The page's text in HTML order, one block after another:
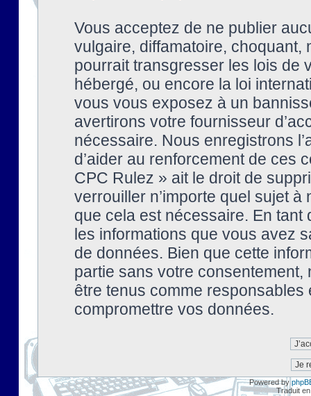
Vous acceptez de ne publier
vulgaire, diffamatoire, choquant,
pourrait transgresser les lois de
hébergé, ou encore la loi
vous vous exposez à un
avertirons votre fournisseur
nécessaire. Nous enregistrons
d’aider au renforcement de ces
CPC Rulez » ait le droit de
verrouiller n’importe quel sujet à
que cela est nécessaire. En tant
les informations que vous avez
de données. Bien que cette
partie sans votre
être tenus comme
compromettre vos données.
Powered by
Traduit